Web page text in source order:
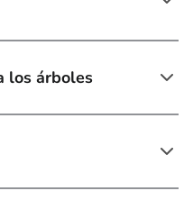
los árboles